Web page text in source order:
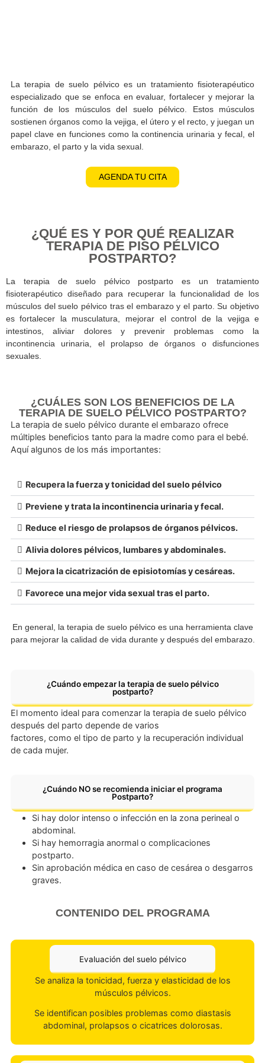
La terapia de suelo pélvico es un tratamiento
especializado que se enfoca en evaluar, fortalecer y
función de los músculos del suelo pélvico. Estos
sostienen órganos como la vejiga, el útero y el recto, y
papel clave en funciones como la continencia urinaria y
AGENDA TU CITA
¿QUÉ ES Y POR QUÉ REALIZAR
TERAPIA DE PISO PÉLVICO
POSTPARTO?
La terapia de suelo pélvico postparto es un
fisioterapéutico diseñado para recuperar la funcionalidad
intestinos, aliviar dolores y prevenir problemas
incontinencia urinaria, el prolapso de órganos o
sexuales.
TERAPIA DE SUELO PÉLVICO
La terapia de suelo pélvico durante el embarazo ofrece
múltiples beneficios tanto para la madre como para el
Aquí algunos de los más importantes:
Recupera la fuerza y tonicidad del suelo pélvico
Previene y trata la incontinencia urinaria y fecal.
Alivia dolores pélvicos, lumbares y abdominales.
Favorece una mejor vida sexual tras el parto.
En general, la terapia de suelo pélvico es una herramienta
para mejorar la calidad de vida durante y después del
¿Cuándo empezar la terapia de suelo pélvico
postparto?
El momento ideal para comenzar la terapia de suelo
después del parto depende de varios
factores, como el tipo de parto y la recuperación
de cada mujer.
Postparto?
Si hay dolor intenso o infección en la zona perineal
abdominal.
Si hay hemorragia anormal o complicaciones
postparto.
Sin aprobación médica en caso de cesárea o
graves.
CONTENIDO DEL PROGRAMA